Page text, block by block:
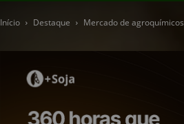
Início Destaque Mercado de